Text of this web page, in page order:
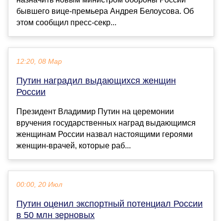
бывшего вице-премьера Андрея Белоусова. Об
этом сообщил пресс-секр...
12:20, 08 Мар
Путин наградил выдающихся женщин
России
Президент Владимир Путин на церемонии
вручения государственных наград выдающимся
женщинам России назвал настоящими героями
женщин-врачей, которые раб...
00:00, 20 Июл
Путин оценил экспортный потенциал России
в 50 млн зерновых